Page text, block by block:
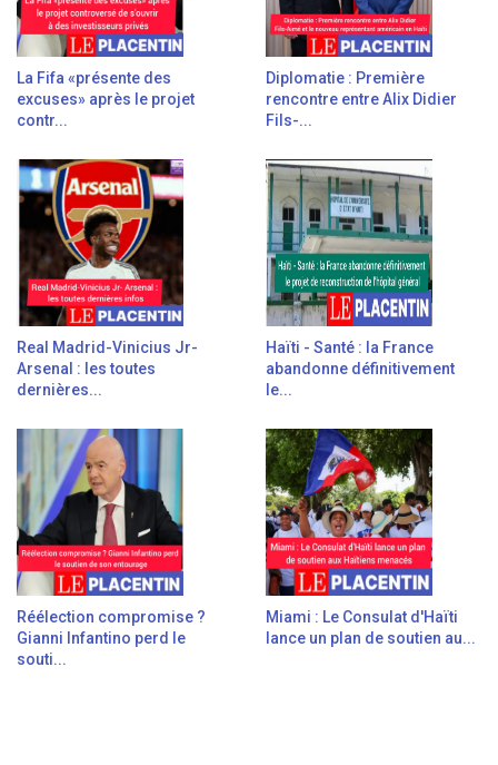
La Fifa «présente des
excuses» après le projet
contr...
Diplomatie : Première
rencontre entre Alix Didier
Fils-...
Real Madrid-Vinicius Jr-
Arsenal : les toutes
dernières...
Haïti - Santé : la France
abandonne définitivement
le...
Réélection compromise ?
Gianni Infantino perd le
souti...
Miami : Le Consulat d'Haïti
lance un plan de soutien au...